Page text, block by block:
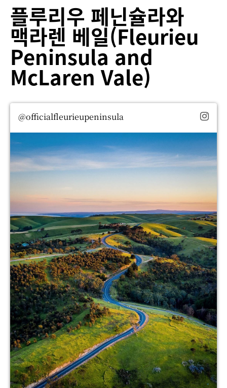
플루리우 페닌슐라와
맥라렌 베일(Fleurieu
Peninsula and
McLaren Vale)
@officialfleurieupeninsula